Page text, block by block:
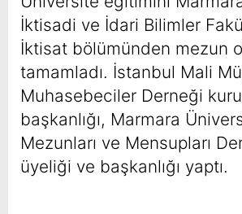
İktisadi ve İdari Bilimler
İktisat bölümünden mezun
tamamladı. İstanbul Mali
Muhasebeciler Derneği
başkanlığı, Marmara
Mezunları ve Mensupları
üyeliği ve başkanlığı yaptı.